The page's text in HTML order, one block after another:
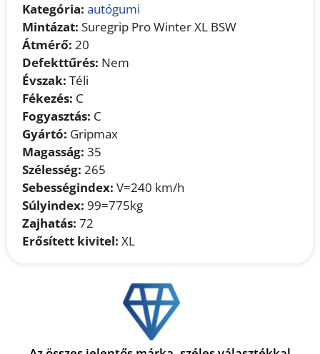
Kategória: autógumi
Mintázat: Suregrip Pro Winter XL BSW
Átmérő: 20
Defekttűrés: Nem
Évszak: Téli
Fékezés: C
Fogyasztás: C
Gyártó: Gripmax
Magasság: 35
Szélesség: 265
Sebességindex: V=240 km/h
Súlyindex: 99=775kg
Zajhatás: 72
Erősített kivitel: XL